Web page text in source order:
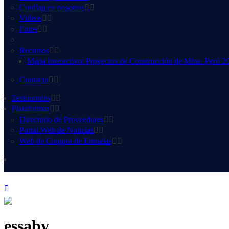
Confían en nosotros
Videos
Fotos
Recursos
Mapa Interactivo: Proyectos de Construcción de Mina. Perú
Contacto
Testimonios
Plataformas
Directorio de Proveedores
Portal Web de Noticias
Web de Compra de Entradas